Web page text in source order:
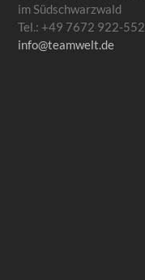
im Südschwarzwald
Tel.: +49 7672 922-552
info@teamwelt.de